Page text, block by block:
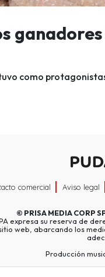
como
comercial Aviso legal
© PRISA MEDIA CORP
expresa su reserva de
web, abarcando los
Producción